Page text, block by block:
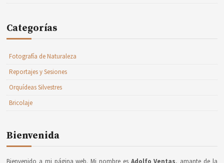
Categorías
Fotografía de Naturaleza
Reportajes y Sesiones
Orquídeas Silvestres
Bricolaje
Bienvenida
Bienvenido a mi página web. Mi nombre es Adolfo Ventas, amante de la